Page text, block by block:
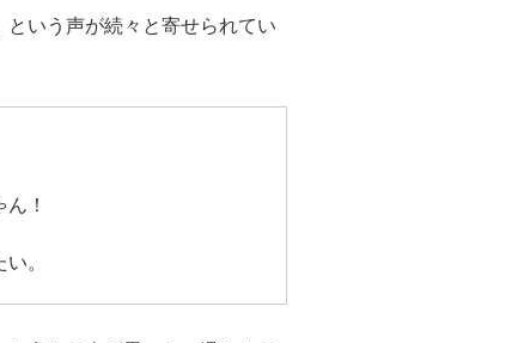
いう声が続々と寄せられてい
！
。